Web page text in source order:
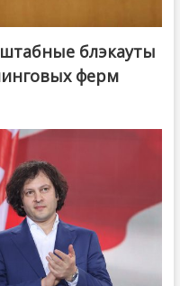
блэкауты
ферм